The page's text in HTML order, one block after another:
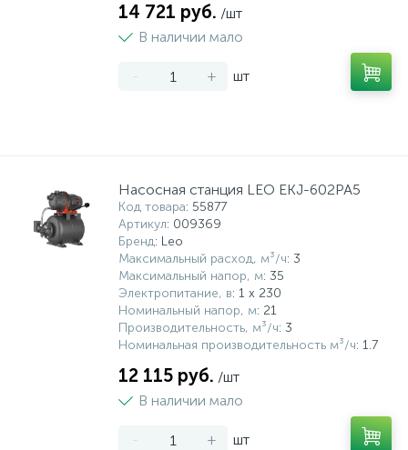
14 721 руб. /шт
В наличии мало
- + шт
Насосная станция LEO EKJ-602PA5
Код товара: 55877
Артикул: 009369
Бренд: Leo
Максимальный расход, м³/ч: 3
Максимальный напор, м: 35
Электропитание, в: 1 x 230
Номинальный напор, м: 21
Производительность, м³/ч: 3
Номинальная производительность м³/ч: 1.7
12 115 руб. /шт
В наличии мало
- + шт